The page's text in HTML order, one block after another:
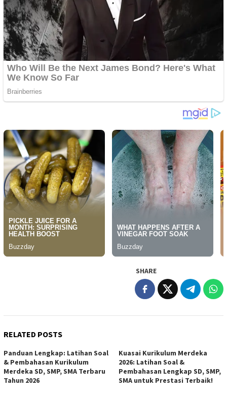
SHARE
RELATED POSTS
Panduan Lengkap: Latihan Soal
& Pembahasan Kurikulum
Merdeka SD, SMP, SMA Terbaru
Tahun 2026
Kuasai Kurikulum Merdeka
2026: Latihan Soal &
Pembahasan Lengkap SD, SMP,
SMA untuk Prestasi Terbaik!